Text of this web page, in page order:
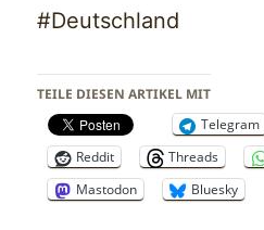
#Deutschland
TEILE DIESEN ARTIKEL MIT
Telegram
Reddit
Threads
Mastodon
Bluesky